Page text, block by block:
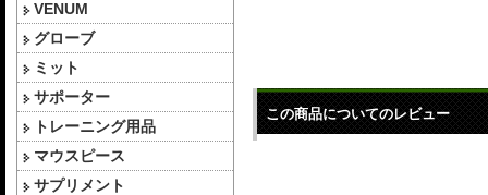
VENUM
グローブ
ミット
サポーター
トレーニング用品
マウスピース
サプリメント
この商品についてのレビュー